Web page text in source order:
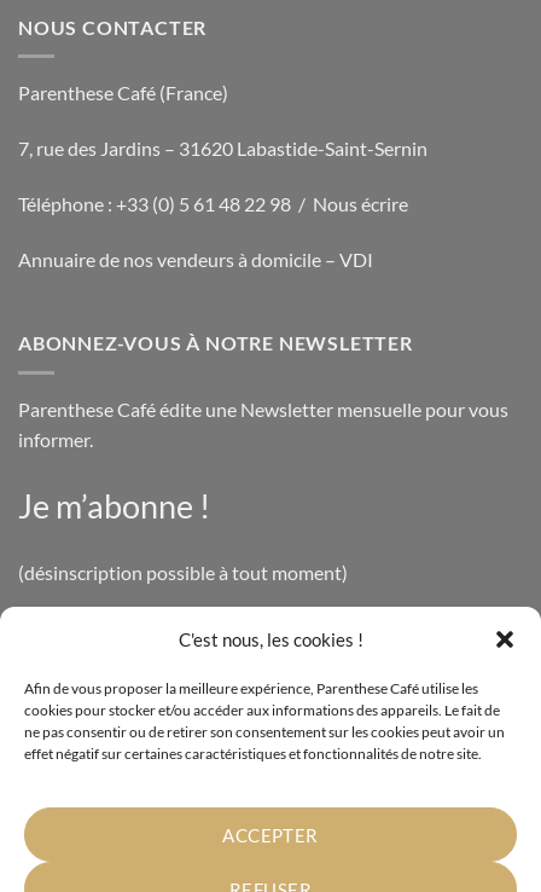
C'est nous, les cookies !
Afin de vous proposer la meilleure expérience, Parenthese Café utilise les
cookies pour stocker et/ou accéder aux informations des appareils. Le fait de
ne pas consentir ou de retirer son consentement sur les cookies peut avoir un
effet négatif sur certaines caractéristiques et fonctionnalités de notre site.
ACCEPTER
NOUS CONTACTER
Parenthese Café (France)
7, rue des Jardins – 31620 Labastide-Saint-Sernin
Téléphone : +33 (0) 5 61 48 22 98 / Nous écrire
Annuaire de nos vendeurs à domicile – VDI
ABONNEZ-VOUS À NOTRE NEWSLETTER
Parenthese Café édite une Newsletter mensuelle pour vous
informer.
Je m’abonne !
(désinscription possible à tout moment)
Mentions légales
Cookies